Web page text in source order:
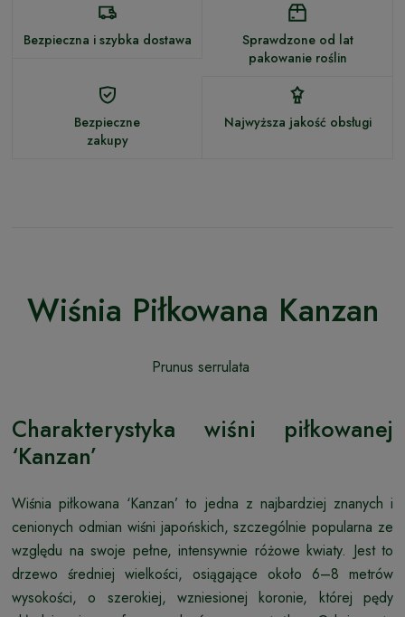
Bezpieczna i szybka dostawa
Sprawdzone od lat
pakowanie roślin
Bezpieczne
zakupy
Najwyższa jakość obsługi
Wiśnia Piłkowana Kanzan
Prunus serrulata
Charakterystyka wiśni piłkowanej
‘Kanzan’
Wiśnia piłkowana ‘Kanzan’ to jedna z najbardziej znanych i
cenionych odmian wiśni japońskich, szczególnie popularna ze
względu na swoje pełne, intensywnie różowe kwiaty. Jest to
drzewo średniej wielkości, osiągające około 6–8 metrów
wysokości, o szerokiej, wzniesionej koronie, której pędy